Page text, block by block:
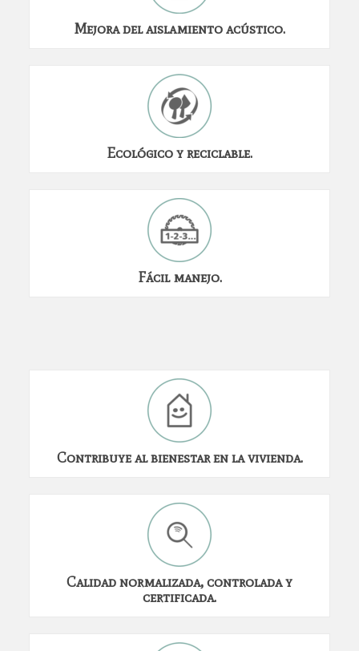
Mejora del aislamiento acústico.
Ecológico y reciclable.
Fácil manejo.
Contribuye al bienestar en la vivienda.
Calidad normalizada, controlada y
certificada.